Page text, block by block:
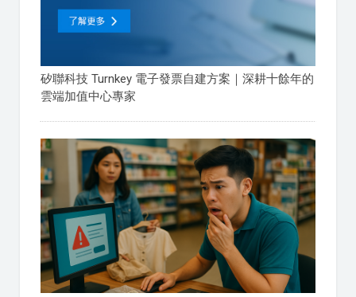
矽聯科技 Turnkey 電子發票自建方案｜深耕十餘年的
雲端加值中心專家